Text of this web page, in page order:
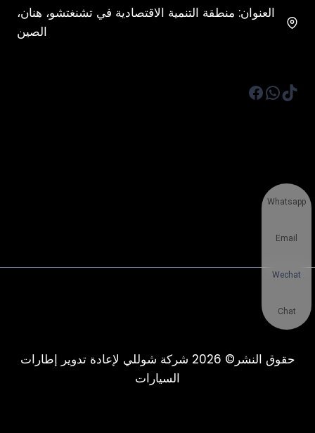
العنوان: منطقة التنمية الاقتصادية في تشنغتشو، هنان،
الصين
تيك توكواتساب
فيسبوك
حقوق النشر© 2026 شركة شوللي لإعادة تدوير إطارات
السيارات
Whatsapp
Email
Wechat
Chat